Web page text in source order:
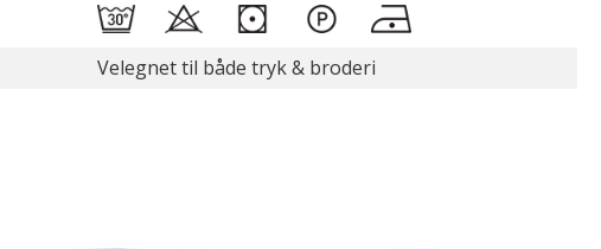
Velegnet til både tryk & broderi